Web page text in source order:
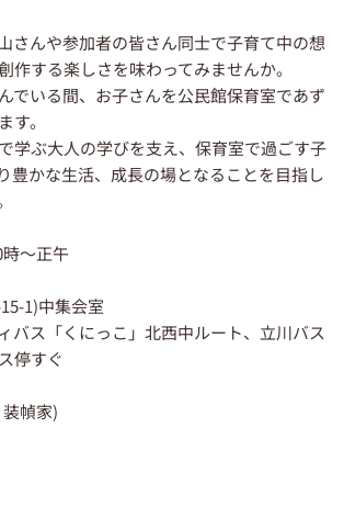
さんや参加者の皆さん同士で子育て中の想
作する楽しさを味わってみませんか。
でいる間、お子さんを公民館保育室であず
す。
学ぶ大人の学びを支え、保育室で過ごす子
豊かな生活、成長の場となることを目指し
～正午
15-1)中集会室
バス「くにっこ」北西中ルート、立川バス
停すぐ
幀家)